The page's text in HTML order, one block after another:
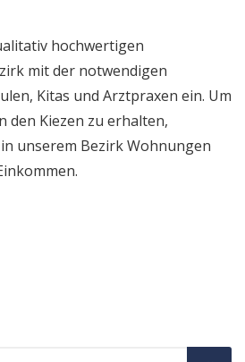
hochwertigen
mit der notwendigen
Kitas und Arztpraxen ein. Um
den Kiezen zu erhalten,
unserem Bezirk Wohnungen